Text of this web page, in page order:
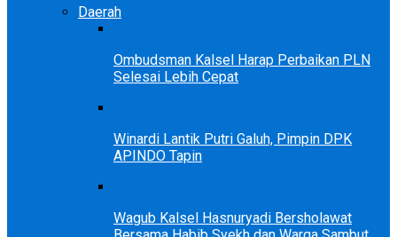
Daerah
Ombudsman Kalsel Harap Perbaikan PLN
Selesai Lebih Cepat
Winardi Lantik Putri Galuh, Pimpin DPK
APINDO Tapin
Wagub Kalsel Hasnuryadi Bersholawat